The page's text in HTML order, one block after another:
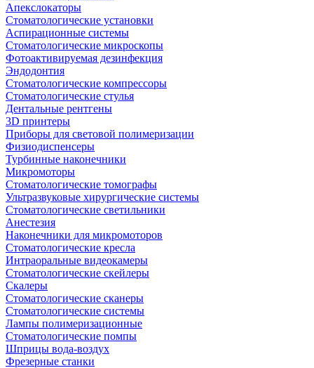
Апекслокаторы
Стоматологические установки
Аспирационные системы
Стоматологические микроскопы
Фотоактивируемая дезинфекция
Эндодонтия
Стоматологические компрессоры
Стоматологические стулья
Дентальные рентгены
3D принтеры
Приборы для световой полимеризации
Физиодиспенсеры
Турбинные наконечники
Микромоторы
Стоматологические томографы
Ультразвуковые хирургические системы
Стоматологические светильники
Анестезия
Наконечники для микромоторов
Стоматологические кресла
Интраоральные видеокамеры
Стоматологические скейлеры
Скалеры
Стоматологические сканеры
Стоматологические системы
Лампы полимеризационные
Стоматологические помпы
Шприцы вода-воздух
Фрезерные станки